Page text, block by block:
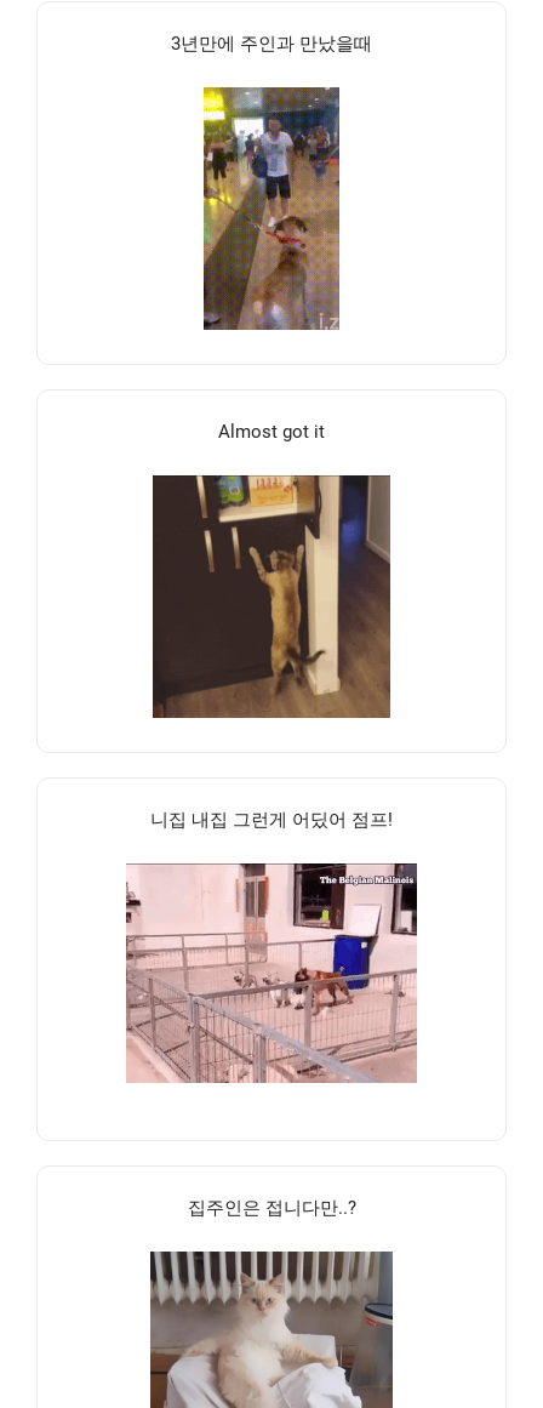
3년만에 주인과 만났을때
Almost got it
니집 내집 그런게 어딨어 점프!
집주인은 접니다만..?